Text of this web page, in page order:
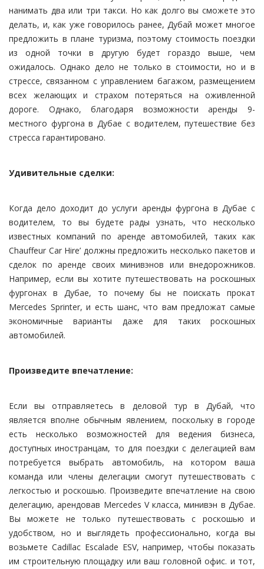
нанимать два или три такси. Но как долго вы сможете это
делать, и, как уже говорилось ранее, Дубай может многое
предложить в плане туризма, поэтому стоимость поездки
из одной точки в другую будет гораздо выше, чем
ожидалось. Однако дело не только в стоимости, но и в
стрессе, связанном с управлением багажом, размещением
всех желающих и страхом потеряться на оживленной
дороге. Однако, благодаря возможности аренды 9-
местного фургона в Дубае с водителем, путешествие без
стресса гарантировано.
Удивительные сделки:
Когда дело доходит до услуги аренды фургона в Дубае с
водителем, то вы будете рады узнать, что несколько
известных компаний по аренде автомобилей, таких как
Chauffeur Car Hire’ должны предложить несколько пакетов и
сделок по аренде своих минивэнов или внедорожников.
Например, если вы хотите путешествовать на роскошных
фургонах в Дубае, то почему бы не поискать прокат
Mercedes Sprinter, и есть шанс, что вам предложат самые
экономичные варианты даже для таких роскошных
автомобилей.
Произведите впечатление:
Если вы отправляетесь в деловой тур в Дубай, что
является вполне обычным явлением, поскольку в городе
есть несколько возможностей для ведения бизнеса,
доступных иностранцам, то для поездки с делегацией вам
потребуется выбрать автомобиль, на котором ваша
команда или члены делегации смогут путешествовать с
легкостью и роскошью. Произведите впечатление на свою
делегацию, арендовав Mercedes V класса, минивэн в Дубае.
Вы можете не только путешествовать с роскошью и
удобством, но и выглядеть профессионально, когда вы
возьмете Cadillac Escalade ESV, например, чтобы показать
им строительную площадку или ваш головной офис. и тот,